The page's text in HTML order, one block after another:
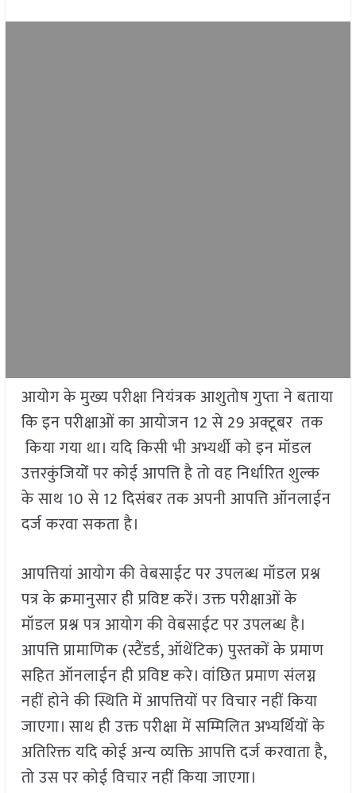
आयोग के मुख्य परीक्षा नियंत्रक आशुतोष गुप्ता ने बताया
कि इन परीक्षाओं का आयोजन 12 से 29 अक्टूबर तक
किया गया था। यदि किसी भी अभ्यर्थी को इन मॉडल
उत्तरकुंजियोंं पर कोई आपत्ति है तो वह निर्धारित शुल्क
के साथ 10 से 12 दिसंबर तक अपनी आपत्ति ऑनलाईन
दर्ज करवा सकता है।
आपत्तियां आयोग की वेबसाईट पर उपलब्ध मॉडल प्रश्न
पत्र के क्रमानुसार ही प्रविष्ट करें। उक्त परीक्षाओं के
मॉडल प्रश्न पत्र आयोग की वेबसाईट पर उपलब्ध है।
आपत्ति प्रामाणिक (स्टैंडर्ड, ऑथेंटिक) पुस्तकों के प्रमाण
सहित ऑनलाईन ही प्रविष्ट करे। वांछित प्रमाण संलग्न
नहीं होने की स्थिति में आपत्तियों पर विचार नहीं किया
जाएगा। साथ ही उक्त परीक्षा में सम्मिलित अभ्यर्थियों के
अतिरिक्त यदि कोई अन्य व्यक्ति आपत्ति दर्ज करवाता है,
तो उस पर कोई विचार नहीं किया जाएगा।